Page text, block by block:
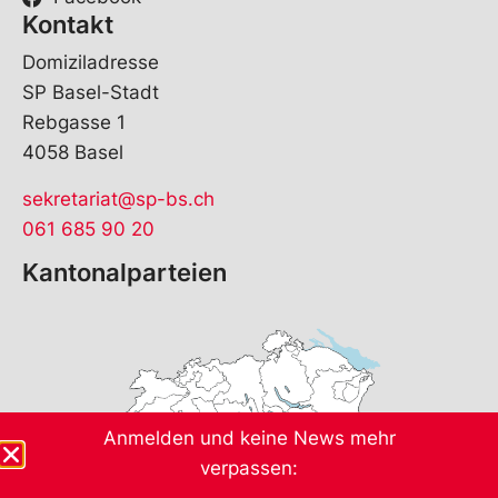
Kontakt
Domiziladresse
SP Basel-Stadt
Rebgasse 1
4058 Basel
sekretariat@sp-bs.ch
061 685 90 20
Kantonalparteien
Anmelden und keine News mehr
verpassen: